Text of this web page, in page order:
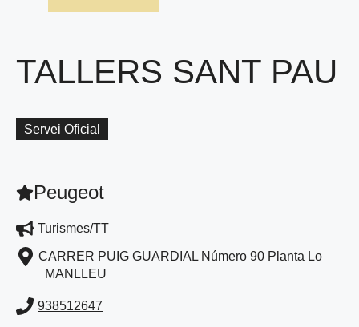
TALLERS SANT PAU
Servei Oficial
Peugeot
Turismes/TT
CARRER PUIG GUARDIAL Número 90 Planta Lo
MANLLEU
938512647